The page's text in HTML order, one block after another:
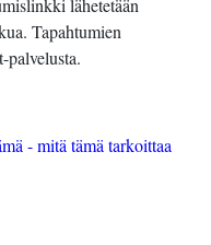
Tapahtumien
palvelusta.
- mitä tämä tarkoittaa